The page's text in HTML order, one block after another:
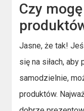
Czy
Jasne, że tak!
się na siłach,
samodzielnie,
produktów.